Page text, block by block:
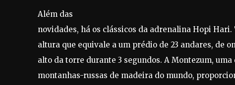
Além das
novidades, há os clássicos da adrenalina Hopi
altura que equivale a um prédio de 23 andares, de
alto da torre durante 3 segundos. A Montezum, uma
montanhas-russas de madeira do mundo,